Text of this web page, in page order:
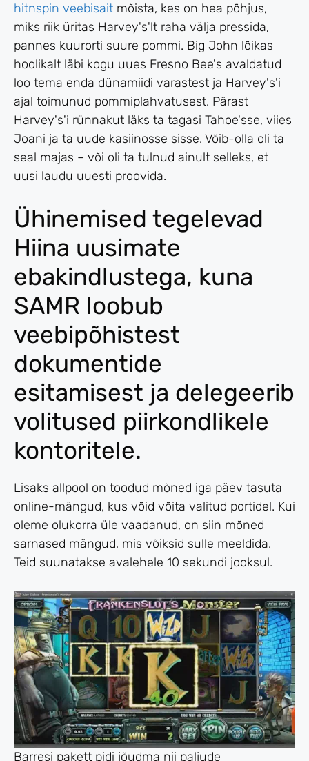
hitnspin veebisait mõista, kes on hea põhjus,
miks riik üritas Harvey's'lt raha välja pressida,
pannes kuurorti suure pommi. Big John lõikas
hoolikalt läbi kogu uues Fresno Bee's avaldatud
loo tema enda dünamiidi varastest ja Harvey's'i
ajal toimunud pommiplahvatusest. Pärast
Harvey's'i rünnakut läks ta tagasi Tahoe'sse, viies
Joani ja ta uude kasiinosse sisse. Võib-olla oli ta
seal majas – või oli ta tulnud ainult selleks, et
uusi laudu uuesti proovida.
Ühinemised tegelevad
Hiina uusimate
ebakindlustega, kuna
SAMR loobub
veebipõhistest
dokumentide
esitamisest ja delegeerib
volitused piirkondlikele
kontoritele.
Lisaks allpool on toodud mõned iga päev tasuta
online-mängud, kus võid võita valitud portidel. Kui
oleme olukorra üle vaadanud, on siin mõned
sarnased mängud, mis võiksid sulle meeldida.
Teid suunatakse avalehele 10 sekundi jooksul.
Barresi pakett pidi jõudma nii paljude